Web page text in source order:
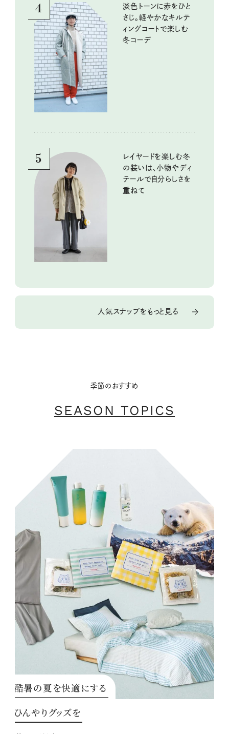
4
淡色トーンに赤をひと
さじ。軽やかなキルテ
ィングコートで楽しむ
冬コーデ
5
レイヤードを楽しむ冬
の装いは、小物やディ
テールで自分らしさを
重ねて
人気スナップをもっと見る
季節のおすすめ
SEASON TOPICS
酷暑の夏を快適にする
ひんやりグッズを